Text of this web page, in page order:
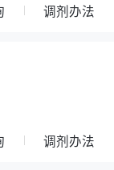
调剂办法
调剂办法